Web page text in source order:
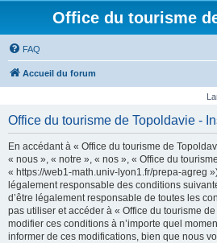
Office du tourisme
FAQ
Accueil du forum
Office du tourisme de Topoldavie -
En accédant à « Office du tourisme de
« nous », « notre », « nos », « Office du
« https://web1-math.univ-lyon1.fr/prepa-agreg
légalement responsable des conditions
d’être légalement responsable de toutes les
pas utiliser et accéder à « Office du tourisme
modifier ces conditions à n’importe quel
informer de ces modifications, bien que nous